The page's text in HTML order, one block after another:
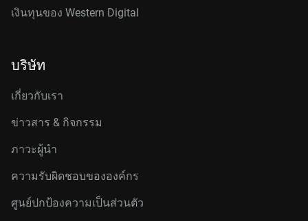
เงินทุนของ Western Digital
บริษัท
เกี่ยวกับเรา
ข่าวสาร & กิจกรรม
ภาวะผู้นำ
ความรับผิดชอบขององค์กร
ศูนย์ปกป้องความเป็นส่วนตัว